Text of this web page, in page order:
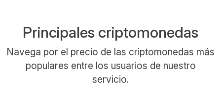
Principales criptomonedas
Navega por el precio de las criptomonedas más
populares entre los usuarios de nuestro
servicio.